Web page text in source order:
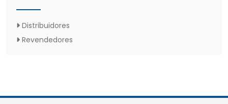
Distribuidores
Revendedores